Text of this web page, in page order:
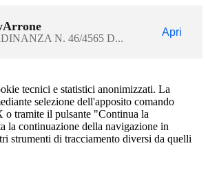
N. 46/4565 D...
Apri
tecnici e statistici anonimizzati. La
selezione dell'apposito comando
o tramite il pulsante "Continua la
la continuazione della navigazione in
strumenti di tracciamento diversi da quelli